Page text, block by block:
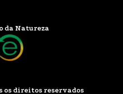
da Natureza
os direitos reservados